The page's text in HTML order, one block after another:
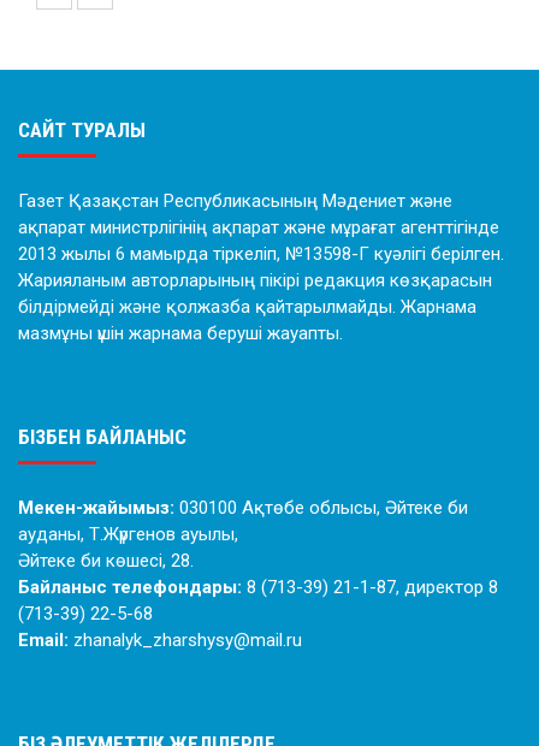
САЙТ ТУРАЛЫ
Газет Қазақстан Республикасының Мәдениет және
ақпарат министрлігінің ақпарат және мұрағат агенттігінде
2013 жылы 6 мамырда тіркеліп, №13598-Г куәлігі берілген.
Жарияланым авторларының пікірі редакция көзқарасын
білдірмейді және қолжазба қайтарылмайды. Жарнама
мазмұны үшін жарнама беруші жауапты.
БІЗБЕН БАЙЛАНЫС
Мекен-жайымыз: 030100 Ақтөбе облысы, Әйтеке би
ауданы, Т.Жүргенов ауылы,
Әйтеке би көшесі, 28.
Байланыс телефондары: 8 (713-39) 21-1-87, директор 8
(713-39) 22-5-68
Email: zhanalyk_zharshysy@mail.ru